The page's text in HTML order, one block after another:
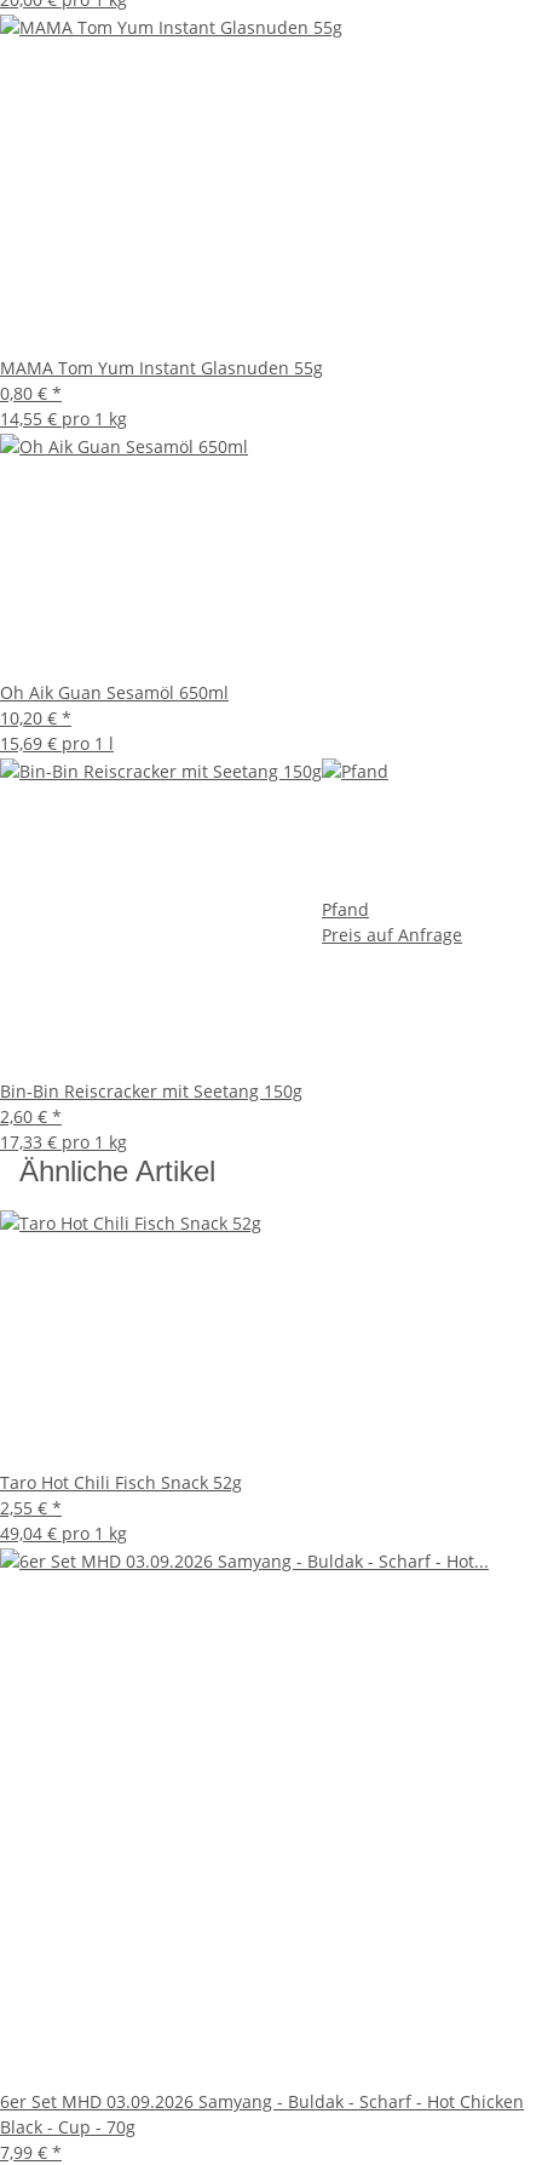
MAMA Tom Yum Instant Glasnuden 55g
0,80 € *
14,55 € pro 1 kg
Oh Aik Guan Sesamöl 650ml
10,20 € *
15,69 € pro 1 l
Bin-Bin Reiscracker mit Seetang 150g
2,60 € *
17,33 € pro 1 kg
Pfand
Preis auf Anfrage
Ähnliche Artikel
Taro Hot Chili Fisch Snack 52g
2,55 € *
49,04 € pro 1 kg
6er Set MHD 03.09.2026 Samyang - Buldak - Scharf - Hot Chicken
Black - Cup - 70g
7,99 € *